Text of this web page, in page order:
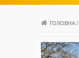
ГОЛОВНА /